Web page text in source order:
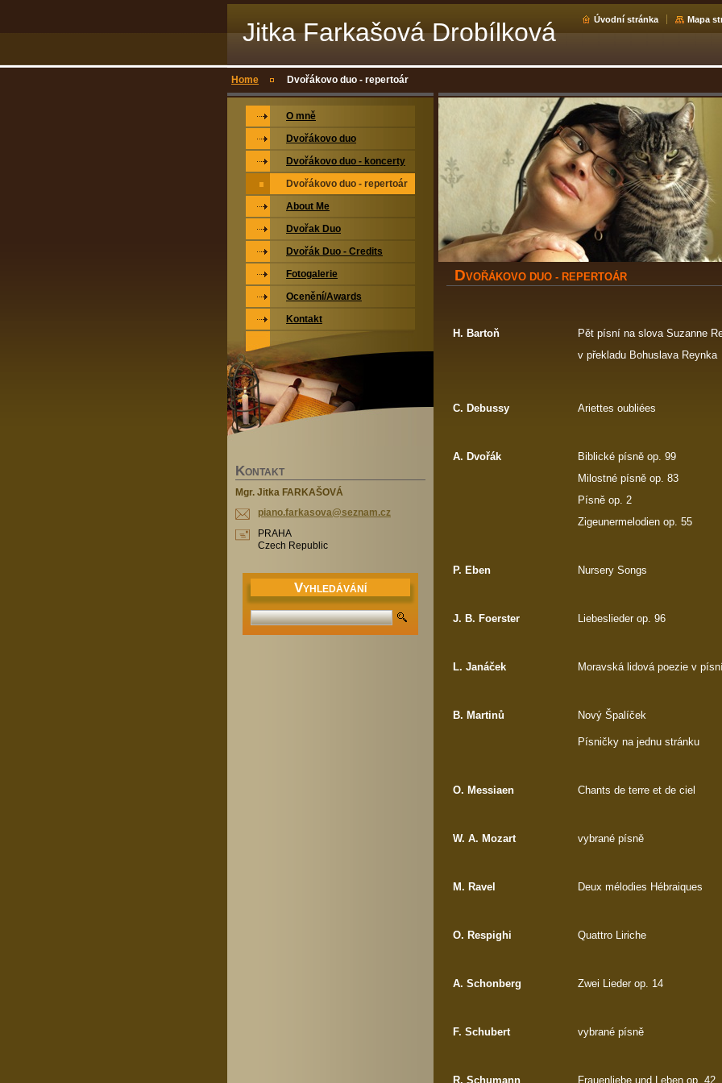
Jitka Farkašová Drobílková Úvodní stránka Mapa
Home Dvořákovo duo - repertoár
DVOŘÁKOVO DUO - REPERTOÁR
H. Bartoň
Pět písní na slova Suzanne
v překladu Bohuslava Reynka
C. Debussy Ariettes oubliées
A. Dvořák
Biblické písně op. 99
Milostné písně op. 83
Písně op. 2
Zigeunermelodien op. 55
P. Eben Nursery Songs
J. B. Foerster Liebeslieder op. 96
L. Janáček Moravská lidová poezie v
B. Martinů Nový Špalíček
Písničky na jednu stránku
O. Messiaen Chants de terre et de ciel
W. A. Mozart vybrané písně
M. Ravel Deux mélodies Hébraiques
O. Respighi Quattro Liriche
A. Schonberg Zwei Lieder op. 14
F. Schubert vybrané písně
R. Schumann Frauenliebe und Leben op. 42
O mně
Dvořákovo duo
Dvořákovo duo - koncerty
Dvořákovo duo - repertoár
About Me
Dvořak Duo
Dvořák Duo - Credits
Fotogalerie
Ocenění/Awards
Kontakt
KONTAKT
Mgr. Jitka FARKAŠOVÁ
piano.farkasova@seznam.cz
PRAHA
Czech Republic
VYHLEDÁVÁNÍ